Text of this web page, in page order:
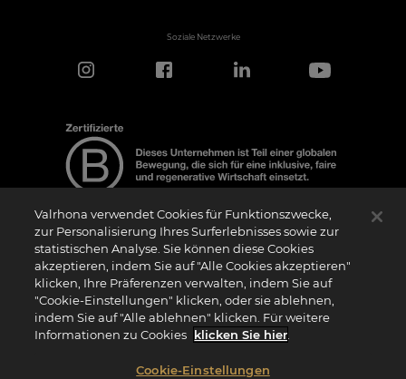
Soziale Netzwerke
Hinweis zur Zertifizierung
Das Logo “Certified B Corporation” (bzw. die Versionen in anderen Sprachen, wie
z.B. “Zertifizierte B Corporation”) wird von B Lab, einer privaten Non-Profit-
Organisation, an Unternehmen vergeben, die wie wir das B Impact Assessment
(“BIA”) erfolgreich abgeschlossen haben und die Anforderungen von B Lab an
soziale und ökologische Leistung, Verantwortung und Transparenz erfüllen. Es wird
darauf hingewiesen, dass B Lab weder eine Konformitätsbewertungsstelle im Sinne
der Verordnung (EU) Nr. 765/2008 noch eine nationale, europäische oder
ist. Die Kriterien des BIA sind eigenständig und unabhängig von den harmonisierten
Valrhona verwendet Cookies für Funktionszwecke,
zur Personalisierung Ihres Surferlebnisses sowie zur
statistischen Analyse. Sie können diese Cookies
akzeptieren, indem Sie auf "Alle Cookies akzeptieren"
klicken, Ihre Präferenzen verwalten, indem Sie auf
"Cookie-Einstellungen" klicken, oder sie ablehnen,
indem Sie auf "Alle ablehnen" klicken. Für weitere
Informationen zu Cookies klicken Sie hier
Cookie-Einstellungen